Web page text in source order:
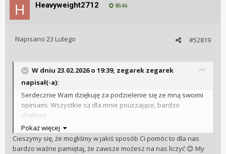
Heavyweight2712 8546
#52819
Napisano 23 Lutego
W dniu 23.02.2026 o 19:39, zegarek zegarek
napisał(-a):
Serdecznie Wam dziękuję za podzielenie się ze mną swoimi
opiniami. Wszystkie są dla mnie pouczające, bardzo
dziękuję.
Kto wie, może w przyszłości ktoś wymyśli AR równie odporne
na zarysowania, co szkło szafirowe.
Udanego wieczoru!
Pokaż więcej
Cieszymy się, że mogliśmy w jakiś sposób Ci pomóc to dla nas
bardzo ważne pamiętaj, że zawsze możesz na nas liczyć 😊 My